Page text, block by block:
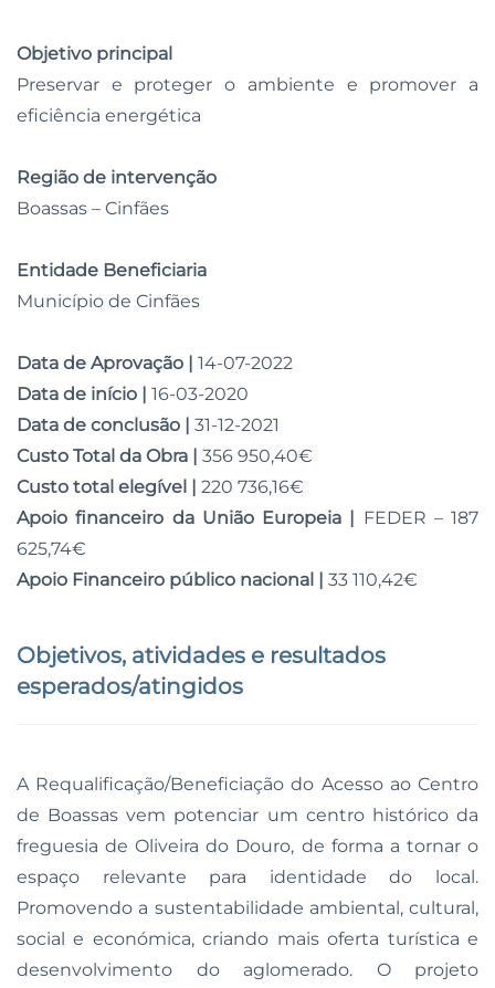
Objetivo principal
Preservar e proteger o ambiente e promover a
eficiência energética
Região de intervenção
Boassas – Cinfães
Entidade Beneficiaria
Município de Cinfães
Data de Aprovação | 14-07-2022
Data de início | 16-03-2020
Data de conclusão | 31-12-2021
Custo Total da Obra | 356 950,40€
Custo total elegível | 220 736,16€
Apoio financeiro da União Europeia | FEDER – 187
625,74€
Apoio Financeiro público nacional | 33 110,42€
Objetivos, atividades e resultados
esperados/atingidos
A Requalificação/Beneficiação do Acesso ao Centro
de Boassas vem potenciar um centro histórico da
freguesia de Oliveira do Douro, de forma a tornar o
espaço relevante para identidade do local.
Promovendo a sustentabilidade ambiental, cultural,
social e económica, criando mais oferta turística e
desenvolvimento do aglomerado. O projeto